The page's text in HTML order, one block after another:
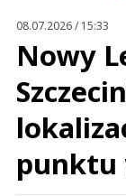
08.07.2026 / 15:33
Nowy
punktu